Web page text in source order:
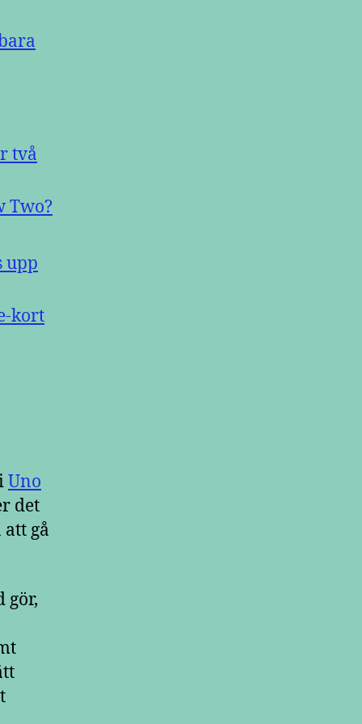
två
Two?
upp
kort
Uno
det
gå
gör,